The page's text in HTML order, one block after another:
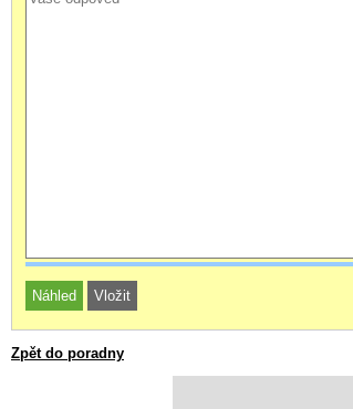
Zpět do poradny